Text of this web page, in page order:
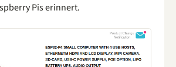
Pis erinnert.